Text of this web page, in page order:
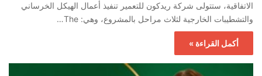
الاتفاقية، ستتولى شركة ريدكون للتعمير تنفيذ أعمال الهيكل الخرساني
والتشطيبات الخارجية لثلاث مراحل بالمشروع، وهي: The…
أكمل القراءة »